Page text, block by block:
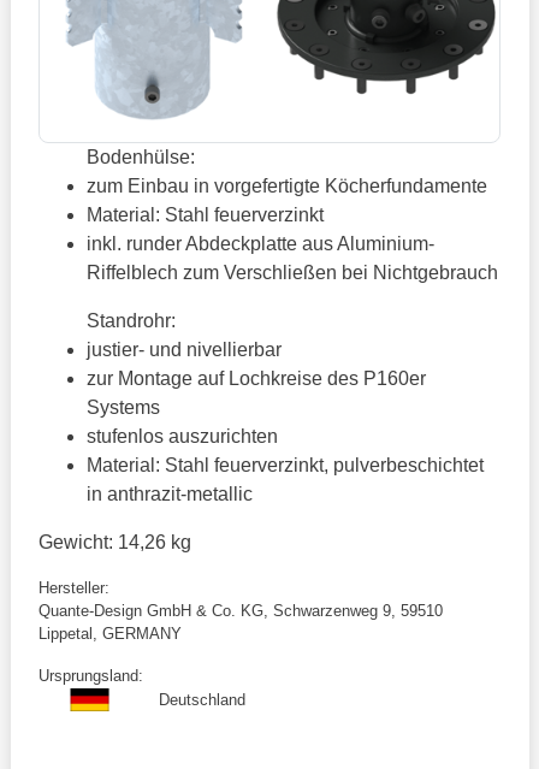
Bodenhülse:
zum Einbau in vorgefertigte Köcherfundamente
Material: Stahl feuerverzinkt
inkl. runder Abdeckplatte aus Aluminium-
Riffelblech zum Verschließen bei Nichtgebrauch
Standrohr:
justier- und nivellierbar
zur Montage auf Lochkreise des P160er
Systems
stufenlos auszurichten
Material: Stahl feuerverzinkt, pulverbeschichtet
in anthrazit-metallic
Gewicht: 14,26 kg
Hersteller:
Quante-Design GmbH & Co. KG, Schwarzenweg 9, 59510
Lippetal, GERMANY
Ursprungsland:
Deutschland